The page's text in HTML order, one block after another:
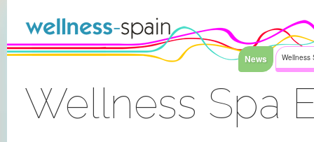
News Wellness
Wellness Spa